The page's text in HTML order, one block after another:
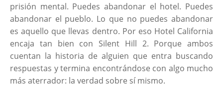
prisión mental. Puedes abandonar el hotel. Puedes
abandonar el pueblo. Lo que no puedes abandonar
es aquello que llevas dentro. Por eso Hotel California
encaja tan bien con Silent Hill 2. Porque ambos
cuentan la historia de alguien que entra buscando
respuestas y termina encontrándose con algo mucho
más aterrador: la verdad sobre sí mismo.